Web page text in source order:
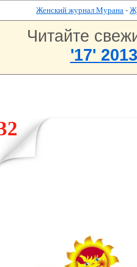
Женский журнал Мурана -
Читайте
'17'